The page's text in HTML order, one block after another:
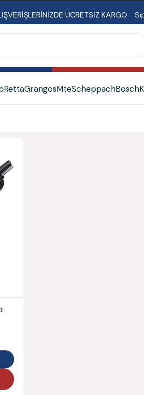
ÜCRETSİZ KARGO
RettaGrangosMteScheppachBosch